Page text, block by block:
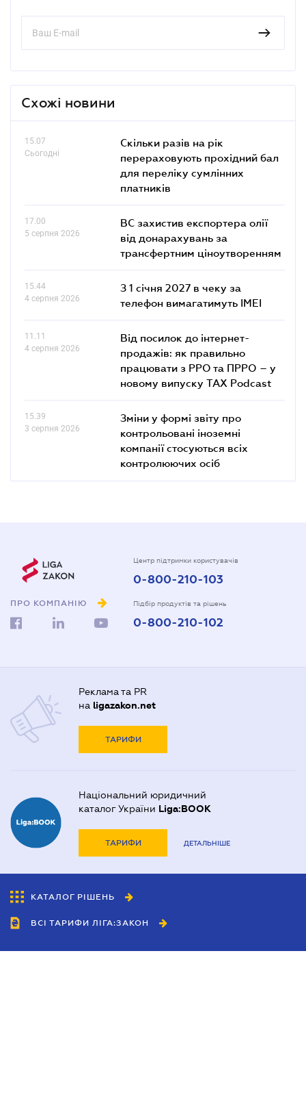
Схожі новини
15.07
Сьогодні
Скільки разів на рік
перераховують прохідний бал
для переліку сумлінних
платників
17.00
5 серпня 2026
ВС захистив експортера олії
від донарахувань за
трансфертним ціноутворенням
15.44
4 серпня 2026
З 1 січня 2027 в чеку за
телефон вимагатимуть IMEI
11.11
4 серпня 2026
Від посилок до інтернет-
продажів: як правильно
працювати з РРО та ПРРО – у
новому випуску TAX Podcast
15.39
3 серпня 2026
Зміни у формі звіту про
контрольовані іноземні
компанії стосуються всіх
контролюючих осіб
ПРО КОМПАНІЮ
Центр підтримки користувачів
0-800-210-103
Підбір продуктів та рішень
0-800-210-102
Реклама та PR
на ligazakon.net
ТАРИФИ
Національний юридичний
каталог України Liga:BOOK
ТАРИФИ ДЕТАЛЬНІШЕ
КАТАЛОГ РІШЕНЬ
ВСІ ТАРИФИ ЛІГА:ЗАКОН